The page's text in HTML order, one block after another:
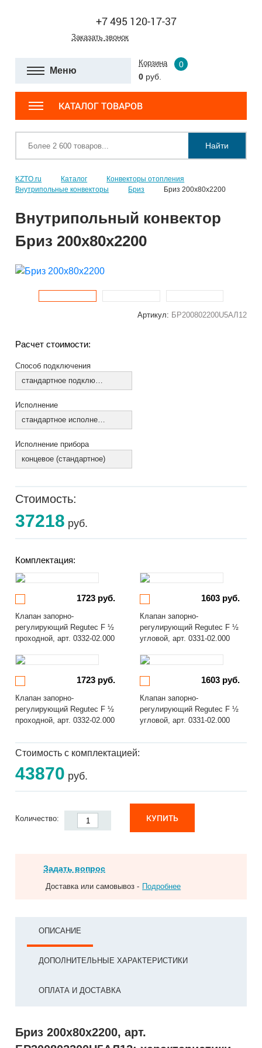
+7 495 120-17-37
Заказать звонок
Меню
Корзина
0
0 руб.
КАТАЛОГ ТОВАРОВ
Найти
KZTO.ru Каталог
Конвекторы отопления
Внутрипольные конвекторы
Бриз Бриз 200х80х2200
Внутрипольный конвектор
Бриз 200х80х2200
Артикул: БР200802200U5АЛ12
Расчет стоимости:
Способ подключения
стандартное подключение
Исполнение
стандартное исполнение
Исполнение прибора
концевое (стандартное)
Стоимость:
37218 руб.
Комплектация:
1723 руб.
Клапан запорно-
регулирующий Regutec F ½
проходной, арт. 0332-02.000
1603 руб.
Клапан запорно-
регулирующий Regutec F ½
угловой, арт. 0331-02.000
1723 руб.
Клапан запорно-
регулирующий Regutec F ½
проходной, арт. 0332-02.000
1603 руб.
Клапан запорно-
регулирующий Regutec F ½
угловой, арт. 0331-02.000
Стоимость с комплектацией:
43870 руб.
Количество: КУПИТЬ
Задать вопрос
Доставка или самовывоз - Подробнее
ОПИСАНИЕ
ДОПОЛНИТЕЛЬНЫЕ ХАРАКТЕРИСТИКИ
ОПЛАТА И ДОСТАВКА
Бриз 200х80х2200, арт.